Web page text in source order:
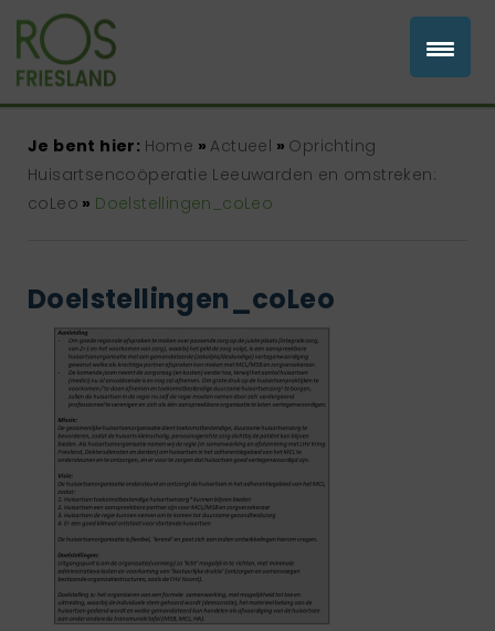
Je bent hier: Home » Actueel » Oprichting
Huisartsencoöperatie Leeuwarden en omstreken:
coLeo » Doelstellingen_coLeo
Doelstellingen_coLeo